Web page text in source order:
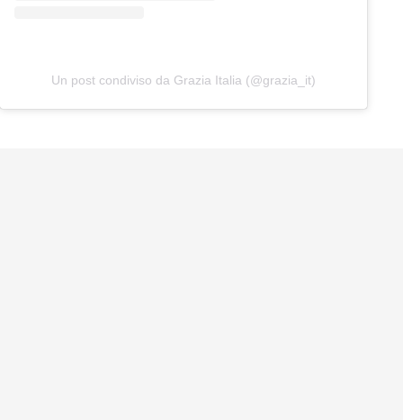
Un post condiviso da Grazia Italia (@grazia_it)